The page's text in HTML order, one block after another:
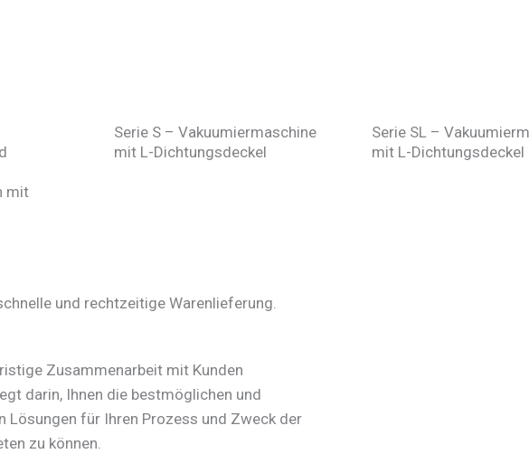
mit
Serie S – Vakuumiermaschine
mit L-Dichtungsdeckel
Serie SL –
mit L-Dichtungsdeckel
und rechtzeitige Warenlieferung.
Zusammenarbeit mit Kunden
darin, Ihnen die bestmöglichen und
Lösungen für Ihren Prozess und Zweck der
zu können.